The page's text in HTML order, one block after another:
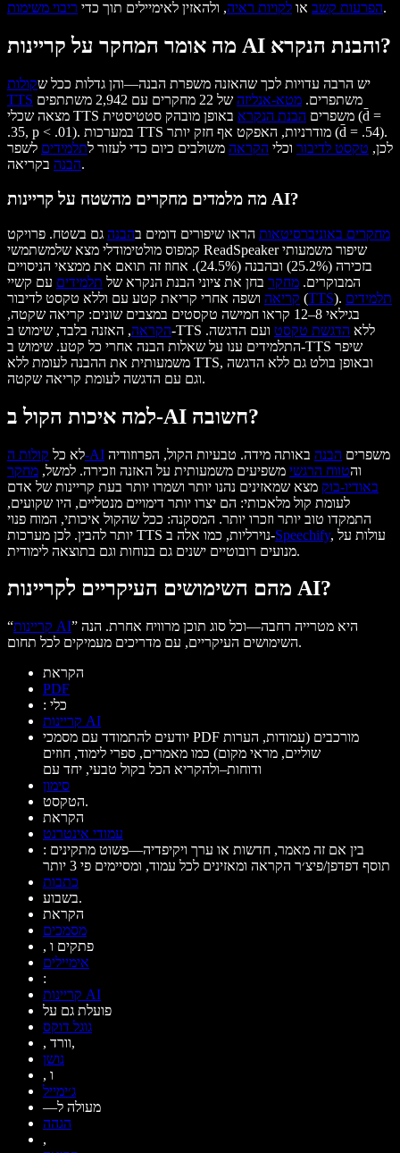
הפרעות קשב או לקויות ראיה, ולהאזין לאימיילים תוך כדי ריבוי משימות .
מה אומר המחקר על קריינות AI והבנת הנקרא?
יש הרבה עדויות לכך שהאזנה משפרת הבנה—והן גדלות ככל שקולות
TTS
משתפרים. מטא-אנליזה
של 22 מחקרים עם 2,942 משתתפים
מצאה שכלי TTS משפרים הבנת הנקרא באופן מובהק סטטיסטית (d̄ =
.35, p < .01). במערכות TTS מודרניות, האפקט אף חזק יותר (d̄ = .54).
לכן, טקסט לדיבור וכלי הקראה משולבים כיום כדי לעזור לתלמידים לשפר
הבנהבקריאה.
מה מלמדים מחקרים מהשטח על קריינות AI?
מחקרים באוניברסיטאות הראו שיפורים דומים בהבנה גם בשטח. פרויקט
קמפוס מולטימודלי מצא שלמשתמשי ReadSpeaker שיפור משמעותי
בזכירה (25.2%) ובהבנה (24.5%). אחוז זה תואם את ממצאי הניסויים
המבוקרים. מחקר בחן את ציוני הבנת הנקרא של תלמידים עם קשיי
קריאה ושפה אחרי קריאת קטע עם וללא טקסט לדיבור (TTS). תלמידים
בגילאי 8–12 קראו חמישה טקסטים במצבים שונים: קריאה שקטה,
הקראה
, האזנה בלבד, שימוש ב-TTS ללא הדגשת טקסט ועם הדגשה.
התלמידים ענו על שאלות הבנה אחרי כל קטע. שימוש ב-TTS שיפר
משמעותית את ההבנה לעומת ללא TTS, ובאופן בולט גם ללא הדגשה
וגם עם הדגשה לעומת קריאה שקטה.
למה איכות הקול ב-AI חשובה?
לא כלקולות ה-AI משפרים הבנה באותה מידה. טבעיות הקול, הפרוזודיה
והטווח הרגשי משפיעים משמעותית על האזנה וזכירה. למשל, מחקר
באודיו-בוק מצא שמאזינים נהנו יותר ושמרו יותר בעת קריינות של אדם
לעומת קול מלאכותי: הם יצרו יותר דימויים מנטליים, היו שקועים,
התמקדו טוב יותר וזכרו יותר. המסקנה: ככל שהקול איכותי, המוח פנוי
יותר להבין. לכן מערכות TTS נוירליות, כמו אלה ב-Speechify, עולות על
מנועים רובוטיים ישנים גם בנוחות וגם בתוצאה לימודית.
מהם השימושים העיקריים לקריינות AI?
“ קריינות AI” היא מטרייה רחבה—וכל סוג תוכן מרוויח אחרת. הנה
השימושים העיקריים, עם מדריכים מעמיקים לכל תחום.
הקראת
PDF
: כלי
קריינות AI
יודעים להתמודד עם מסמכי PDF מורכבים (עמודות, הערות
שוליים, מראי מקום) כמו מאמרים, ספרי לימוד, חוזים
ודוחות–ולהקריא הכל בקול טבעי, יחד עם
סימון
הטקסט.
הקראת
עמודי אינטרנט
: בין אם זה מאמר, חדשות או ערך ויקיפדיה—פשוט מתקינים
תוסף דפדפן/פיצ׳ר הקראה ומאזינים לכל עמוד, ומסיימים פי 3 יותר
כתבות
בשבוע.
הקראת
מסמכים
, פתקים ו
אימיילים
:
קריינות AI
פועלת גם על
גוגל דוקס
, וורד,
נושן
, ו
ג׳ימייל
—מעולה ל
הגהה
,